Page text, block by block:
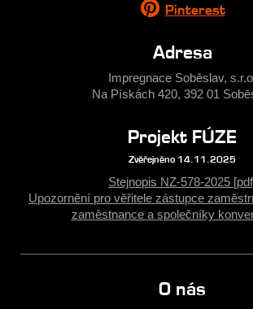
Pinterest
Adresa
Impregnace Soběslav,
Na Pískách 420, 392 01
Projekt FÚZE
Zvěřejněno 14.11.2025
Stejnopis NZ-578-2025
Upozornění pro věřitele zástupce
zaměstnance a společníky
O nás